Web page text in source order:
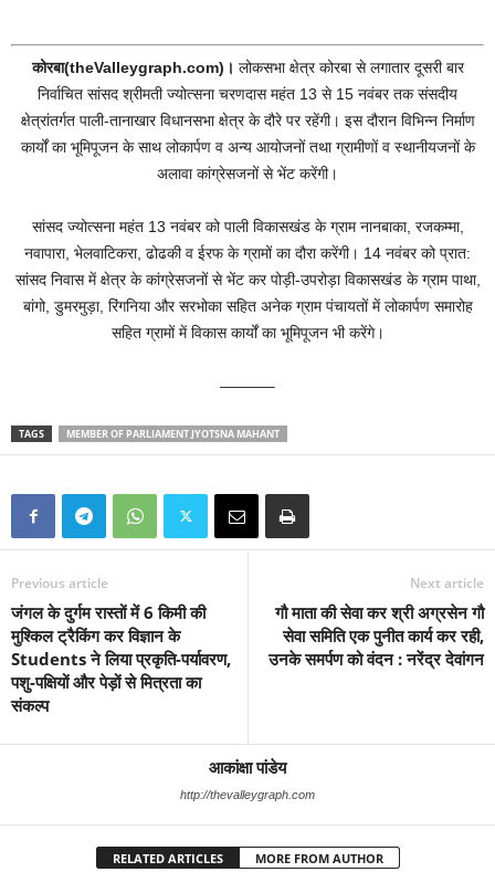
कोरबा(theValleygraph.com)। लोकसभा क्षेत्र कोरबा से लगातार दूसरी बार
निर्वाचित सांसद श्रीमती ज्योत्सना चरणदास महंत 13 से 15 नवंबर तक संसदीय
क्षेत्रांतर्गत पाली-तानाखार विधानसभा क्षेत्र के दौरे पर रहेंगी। इस दौरान विभिन्न निर्माण
कार्यों का भूमिपूजन के साथ लोकार्पण व अन्य आयोजनों तथा ग्रामीणों व स्थानीयजनों के
अलावा कांग्रेसजनों से भेंट करेंगी।
सांसद ज्योत्सना महंत 13 नवंबर को पाली विकासखंड के ग्राम नानबाका, रजकम्मा,
नवापारा, भेलवाटिकरा, ढोढकी व ईरफ के ग्रामों का दौरा करेंगी। 14 नवंबर को प्रात:
सांसद निवास में क्षेत्र के कांग्रेसजनों से भेंट कर पोड़ी-उपरोड़ा विकासखंड के ग्राम पाथा,
बांगो, डुमरमुड़ा, रिंगनिया और सरभोका सहित अनेक ग्राम पंचायतों में लोकार्पण समारोह
सहित ग्रामों में विकास कार्यों का भूमिपूजन भी करेंगे।
———–
TAGS MEMBER OF PARLIAMENT JYOTSNA MAHANT
Previous article
जंगल के दुर्गम रास्तों में 6 किमी की
मुश्किल ट्रैकिंग कर विज्ञान के
Students ने लिया प्रकृति-पर्यावरण,
पशु-पक्षियों और पेड़ों से मित्रता का
संकल्प
Next article
गौ माता की सेवा कर श्री अग्रसेन गौ
सेवा समिति एक पुनीत कार्य कर रही,
उनके समर्पण को वंदन : नरेंद्र देवांगन
आकांक्षा पांडेय
http://thevalleygraph.com
RELATED ARTICLES MORE FROM AUTHOR